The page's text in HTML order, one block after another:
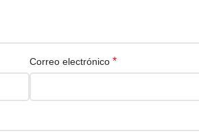
Correo electrónico*